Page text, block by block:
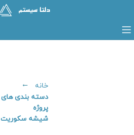
خانه
دسته بندی های
پروژه
شیشه سکوریت